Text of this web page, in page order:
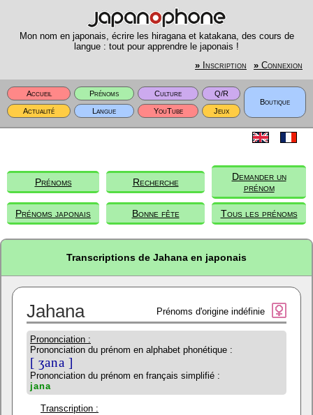
Mon nom en japonais, écrire les hiragana et katakana, des cours de
langue : tout pour apprendre le japonais !
» Inscription » Connexion
Accueil Prénoms Culture
Q/R
Boutique
Actualité
Langue YouTube Jeux
Prénoms Recherche
Demander un
prénom
Prénoms japonais Bonne fête Tous les prénoms
Transcriptions de Jahana en japonais
Jahana Prénoms d'origine indéfinie
Prononciation :
Prononciation du prénom en alphabet phonétique :
[ ʒana ]
Prononciation du prénom en français simplifié :
jana
Transcription :